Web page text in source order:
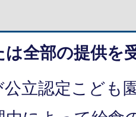
は全部の提供を
立認定こども